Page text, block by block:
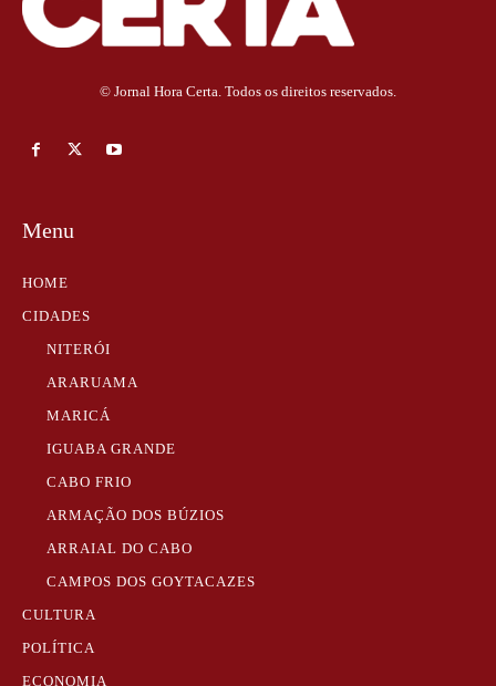
© Jornal Hora Certa. Todos os direitos reservados.
Menu
HOME
CIDADES
NITERÓI
ARARUAMA
MARICÁ
IGUABA GRANDE
CABO FRIO
ARMAÇÃO DOS BÚZIOS
ARRAIAL DO CABO
CAMPOS DOS GOYTACAZES
CULTURA
POLÍTICA
ECONOMIA